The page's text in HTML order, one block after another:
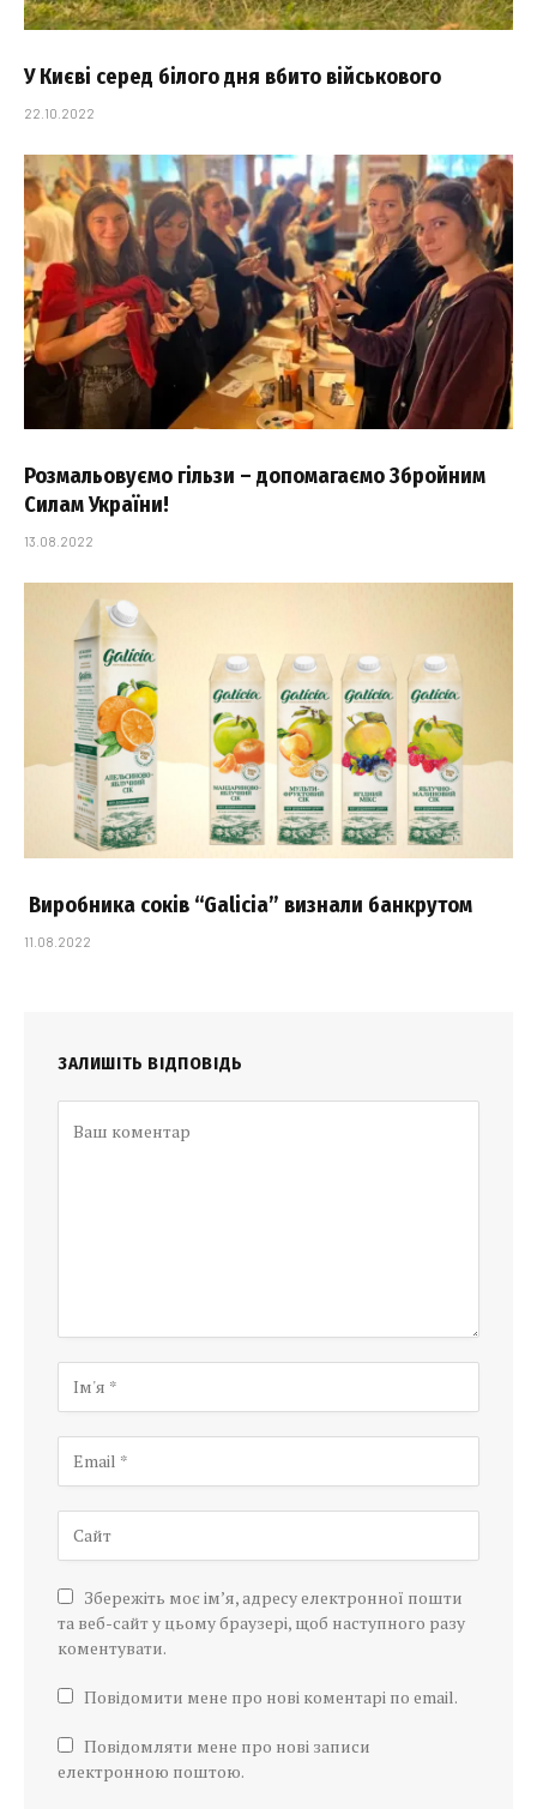
У Києві серед білого дня вбито військового
22.10.2022
Розмальовуємо гільзи – допомагаємо Збройним
Силам України!
13.08.2022
Виробника соків “Galicia” визнали банкрутом
11.08.2022
ЗАЛИШІТЬ ВІДПОВІДЬ
Збережіть моє ім’я, адресу електронної пошти
та веб-сайт у цьому браузері, щоб наступного разу
коментувати.
Повідомити мене про нові коментарі по email.
Повідомляти мене про нові записи
електронною поштою.